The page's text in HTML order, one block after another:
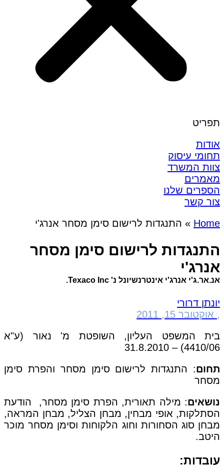
תפריט
אודות
תחומי עיסוק
צוות המשרד
מאמרים
הספרים שלנו
צור קשר
Home
» התנגדות לרישום סימן מסחר אנרג'י
התנגדות לרישום סימן מסחר
אנרג'י
אנ.אר.ג'י אנרג'י אינטרנשיונל נ' Texaco Inc.
יונתן דרורי
, אוקטובר 15, 2011
בית המשפט העליון, השופטת מ' נאור (ע"א
4410/06) – 31.8.2010
תחום: התנגדות לרישום סימן מסחר והפרת סימן
מסחר
נושאים: מילה תאורית, הפרת סימן מסחר, הודעת
הסתלקות, אופי מבחין, מבחן הצליל, מבחן המראה,
מבחן סוג הסחורות וחוג הלקוחות וסימן מסחר מוכר
היטב.
עובדות: